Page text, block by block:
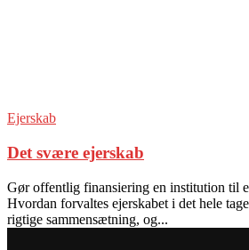
Ejerskab
Det svære ejerskab
Gør offentlig finansiering en institution til
Hvordan forvaltes ejerskabet i det hele
rigtige sammensætning, og...